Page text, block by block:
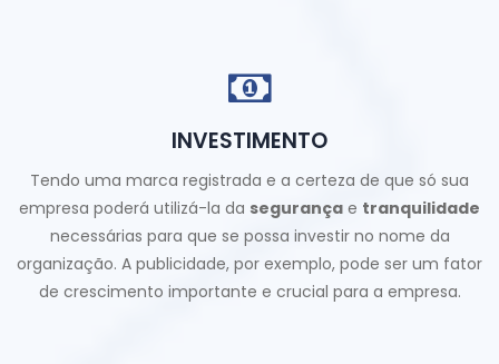
INVESTIMENTO
Tendo uma marca registrada e a certeza de que só sua
empresa poderá utilizá-la da segurança e tranquilidade
necessárias para que se possa investir no nome da
organização. A publicidade, por exemplo, pode ser um fator
de crescimento importante e crucial para a empresa.